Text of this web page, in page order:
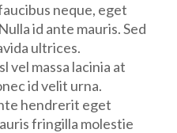
neque, eget
id ante mauris. Sed
ultrices.
vel massa lacinia at
id velit urna.
hendrerit eget
fringilla molestie